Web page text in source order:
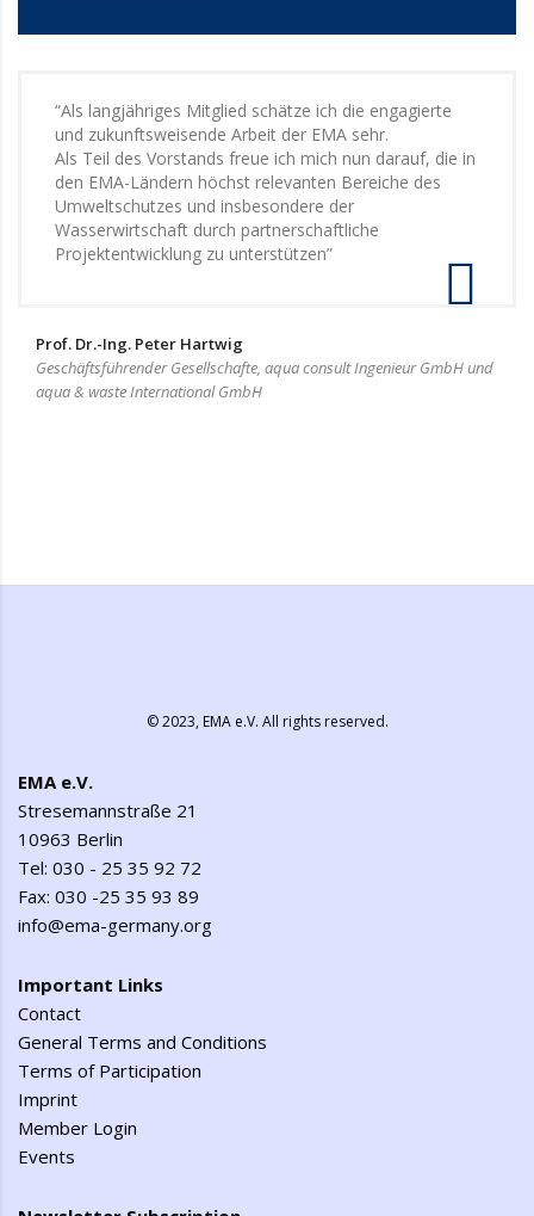
“Als langjähriges Mitglied schätze ich die engagierte
und zukunftsweisende Arbeit der EMA sehr.
Als Teil des Vorstands freue ich mich nun darauf, die in
den EMA-Ländern höchst relevanten Bereiche des
Umweltschutzes und insbesondere der
Wasserwirtschaft durch partnerschaftliche
Projektentwicklung zu unterstützen”
Prof. Dr.-Ing. Peter Hartwig
Geschäftsführender Gesellschafte, aqua consult Ingenieur GmbH und
aqua & waste International GmbH
© 2023,EMA e.V. All rights reserved.
EMA e.V.
Stresemannstraße 21
10963 Berlin
Tel: 030 - 25 35 92 72
Fax: 030 -25 35 93 89
info@ema-germany.org
Important Links
Contact
General Terms and Conditions
Terms of Participation
Imprint
Member Login
Events